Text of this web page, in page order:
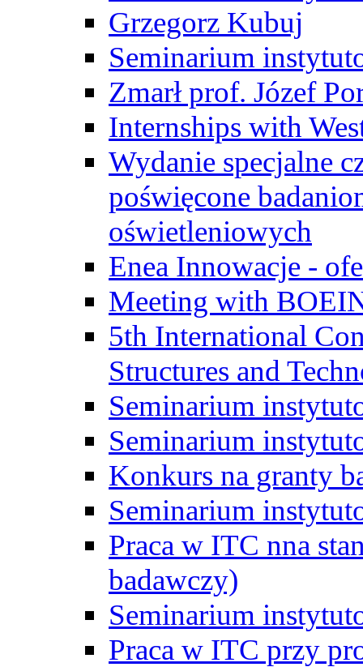
Grzegorz Kubuj
Seminarium
Zmarł prof. Józef
Internships with
Wydanie specjalne
poświęcone
oświetleniowych
Enea Innowacje -
Meeting with
5th International
Structures and
Seminarium
Seminarium
Konkurs na granty
Seminarium
Praca w ITC nna
badawczy)
Seminarium
Praca w ITC przy